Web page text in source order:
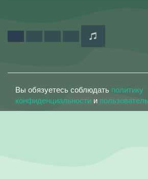
Вы обязуетесь соблюдать политику
конфиденциальности и